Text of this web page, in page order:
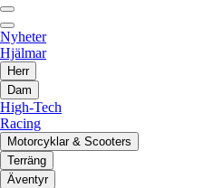
Nyheter
Hjälmar
Herr
Dam
High-Tech
Racing
Motorcyklar & Scooters
Terräng
Äventyr